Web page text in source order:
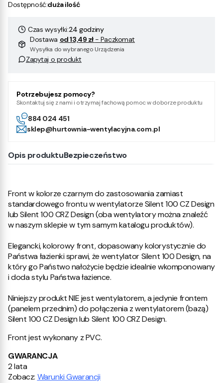
Dostępność:duża ilość
Czas wysyłki:24 godziny
Dostawa od 13,49 zł - Paczkomat
Wysyłka do wybranego Urządzenia
Zapytaj o produkt
Potrzebujesz pomocy?
Skontaktuj się z nami i otrzymaj fachową pomoc w doborze produktu
884 024 451
sklep@hurtownia-wentylacyjna.com.pl
Opis produktuBezpieczeństwo
Front w kolorze czarnym do zastosowania zamiast
standardowego frontu w wentylatorze Silent 100 CZ Design
lub Silent 100 CRZ Design (oba wentylatory można znaleźć
w naszym sklepie w tym samym katalogu produktów).
Elegancki, kolorowy front, dopasowany kolorystycznie do
Państwa łazienki sprawi, że wentylator Silent 100 Design, na
który go Państwo nałożycie będzie idealnie wkomponowany
i doda stylu Państwa łazience.
Niniejszy produkt NIE jest wentylatorem, a jedynie frontem
(panelem przednim) do połączenia z wentylatorem (bazą)
Silent 100 CZ Design lub Silent 100 CRZ Design.
Front jest wykonany z PVC.
GWARANCJA
2 lata
Zobacz: Warunki Gwarancji